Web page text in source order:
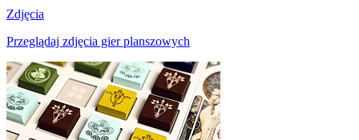
Zdjęcia
Przeglądaj zdjęcia gier planszowych